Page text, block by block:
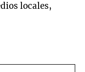
locales,